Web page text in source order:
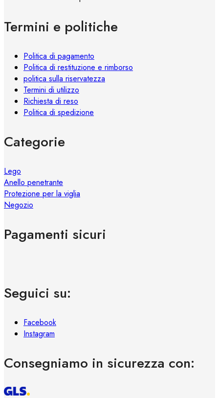
scelte
del
prodotto
Termini e politiche
Politica di pagamento
Politica di restituzione e rimborso
politica sulla riservatezza
Termini di utilizzo
Richiesta di reso
Politica di spedizione
Categorie
Lego
Anello penetrante
Protezione per la viglia
Negozio
Pagamenti sicuri
Seguici su:
Facebook
Instagram
Consegniamo in sicurezza con: